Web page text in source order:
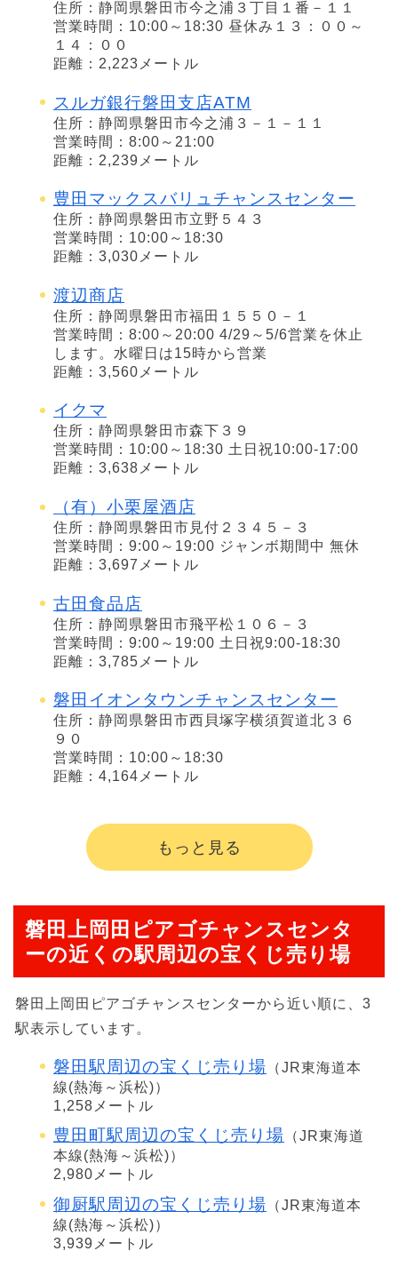
住所：静岡県磐田市今之浦３丁目１番－１１
営業時間：10:00～18:30 昼休み１３：００～
１４：００
距離：2,223メートル
スルガ銀行磐田支店ATM
住所：静岡県磐田市今之浦３－１－１１
営業時間：8:00～21:00
距離：2,239メートル
豊田マックスバリュチャンスセンター
住所：静岡県磐田市立野５４３
営業時間：10:00～18:30
距離：3,030メートル
渡辺商店
住所：静岡県磐田市福田１５５０－１
営業時間：8:00～20:00 4/29～5/6営業を休止
します。水曜日は15時から営業
距離：3,560メートル
イクマ
住所：静岡県磐田市森下３９
営業時間：10:00～18:30 土日祝10:00-17:00
距離：3,638メートル
（有）小栗屋酒店
住所：静岡県磐田市見付２３４５－３
営業時間：9:00～19:00 ジャンボ期間中 無休
距離：3,697メートル
古田食品店
住所：静岡県磐田市飛平松１０６－３
営業時間：9:00～19:00 土日祝9:00-18:30
距離：3,785メートル
磐田イオンタウンチャンスセンター
住所：静岡県磐田市西貝塚字横須賀道北３６
９０
営業時間：10:00～18:30
距離：4,164メートル
もっと見る
磐田上岡田ピアゴチャンスセンタ
ーの近くの駅周辺の宝くじ売り場
磐田上岡田ピアゴチャンスセンターから近い順に、3
駅表示しています。
磐田駅周辺の宝くじ売り場 （JR東海道本
線(熱海～浜松)）
1,258メートル
豊田町駅周辺の宝くじ売り場 （JR東海道
本線(熱海～浜松)）
2,980メートル
御厨駅周辺の宝くじ売り場 （JR東海道本
線(熱海～浜松)）
3,939メートル